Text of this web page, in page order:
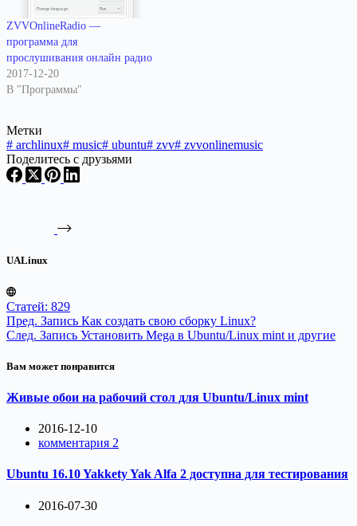
ZVVOnlineRadio —
программа для
прослушивания онлайн радио
2017-12-20
В "Программы"
Метки
# archlinux# music# ubuntu# zvv# zvvonlinemusic
Поделитесь с друзьями
UALinux
Статей: 829
Пред. Запись Как создать свою сборку Linux?
След. Запись Установить Mega в Ubuntu/Linux mint и другие
Вам может понравится
Живые обои на рабочий стол для Ubuntu/Linux mint
2016-12-10
комментария 2
Ubuntu 16.10 Yakkety Yak Alfa 2 доступна для тестирования
2016-07-30